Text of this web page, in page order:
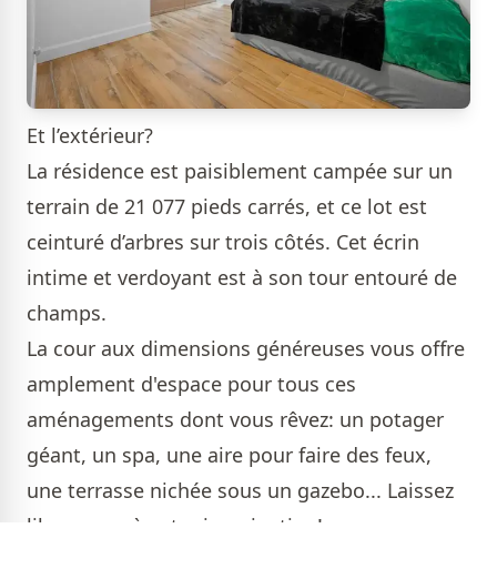
Et l’extérieur?
La résidence est paisiblement campée sur un
terrain de 21 077 pieds carrés, et ce lot est
ceinturé d’arbres sur trois côtés. Cet écrin
intime et verdoyant est à son tour entouré de
champs.
La cour aux dimensions généreuses vous offre
amplement d'espace pour tous ces
aménagements dont vous rêvez: un potager
géant, un spa, une aire pour faire des feux,
une terrasse nichée sous un gazebo... Laissez
libre cours à votre imagination!